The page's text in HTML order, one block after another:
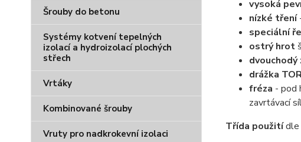
Šrouby do betonu
Systémy kotvení tepelných
izolací a hydroizolací plochých
střech
Vrtáky
Kombinované šrouby
Vruty pro nadkrokevní izolaci
vysoká
nízké tření
speciální
ostrý hrot
dvouchodý
drážka
fréza - pod
zavrtávací
Třída použitídle